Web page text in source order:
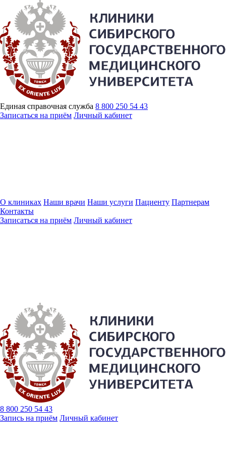
Единая справочная служба 8 800 250 54 43
Записаться на приём Личный кабинет
О клиниках Наши врачи Наши услуги Пациенту Партнерам
Контакты
Записаться на приём Личный кабинет
8 800 250 54 43
Запись на приём Личный кабинет